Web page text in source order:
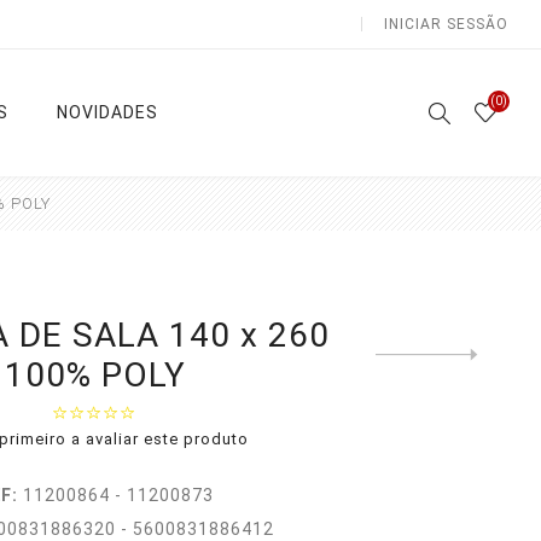
INICIAR SESSÃO
Sala /
Casa de
Banho
Natal
Lençóis
Edredon
Ver todas
NOVIDADES
(0)
POLY
DE SALA 140 x 260
100% POLY
a avaliar este produto
11200864 - 11200873
- 5600831886412